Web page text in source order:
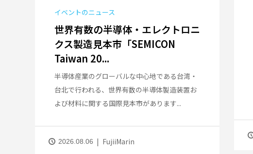
イベントのニュース
世界有数の半導体・エレクトロニ
クス製造見本市「SEMICON
Taiwan 20...
半導体産業のグローバルな中心地である台湾・
台北で行われる、世界有数の半導体製造装置お
よび材料に関する国際見本市があります...
2026.08.06 FujiiMarin